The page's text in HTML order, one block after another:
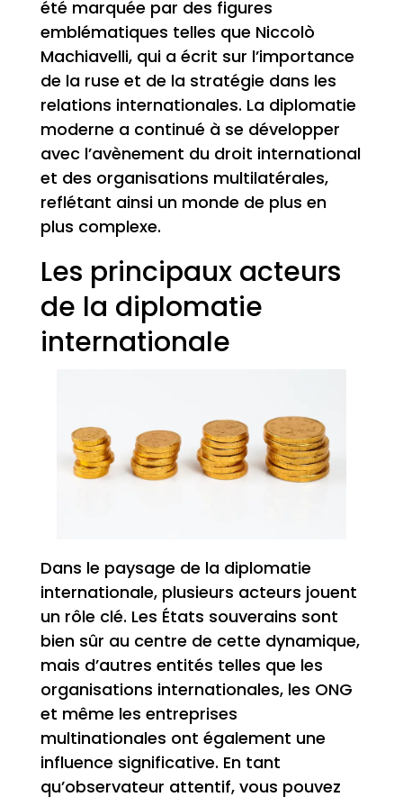
été marquée par des figures
emblématiques telles que Niccolò
Machiavelli, qui a écrit sur l’importance
de la ruse et de la stratégie dans les
relations internationales. La diplomatie
moderne a continué à se développer
avec l’avènement du droit international
et des organisations multilatérales,
reflétant ainsi un monde de plus en
plus complexe.
Les principaux acteurs
de la diplomatie
internationale
Dans le paysage de la diplomatie
internationale, plusieurs acteurs jouent
un rôle clé. Les États souverains sont
bien sûr au centre de cette dynamique,
mais d’autres entités telles que les
organisations internationales, les ONG
et même les entreprises
multinationales ont également une
influence significative. En tant
qu’observateur attentif, vous pouvez